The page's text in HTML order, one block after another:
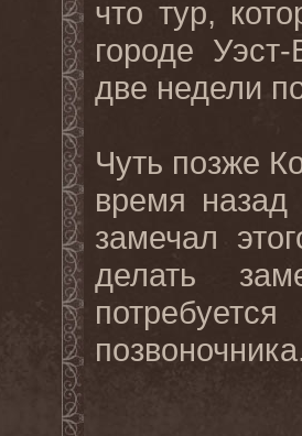
что тур,
городе
две недели
Чуть позже
время
замечал
делать